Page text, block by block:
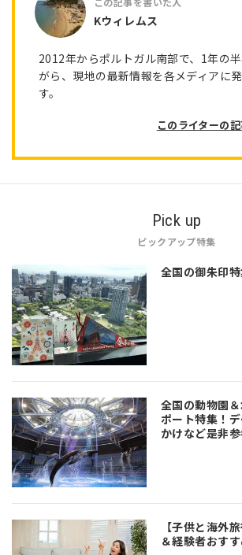
Kウィレムス
2012年からポルトガル南部で、1年の
がら、現地の最新情報を各メディアに
す。
このライターの
Pick up
ピックアップ特集
全国の御朱印
全国の動物園
ポート特集！
かけなど是非
【子供と海外
＆経験者おす